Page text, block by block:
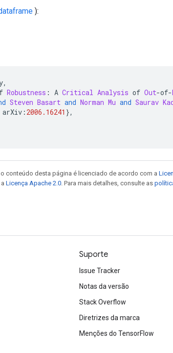
):
,
Robustness : A Critical Analysis of Out-of-
Steven Basart and Norman Mu and Saurav
: 2006.16241 },
conteúdo desta página é licenciado de acordo com a
Licença Apache 2.0. Para mais detalhes, consulte as
Suporte
Issue Tracker
Notas da versão
Stack Overflow
Diretrizes da marca
Menções do TensorFlow